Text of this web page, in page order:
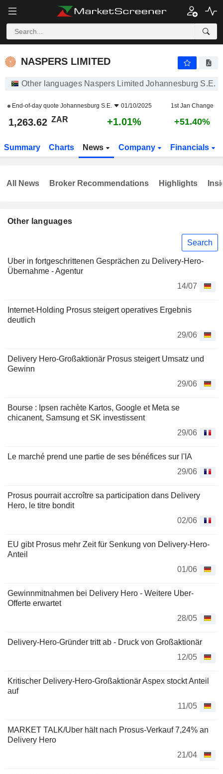
NASPERS LIMITED
NASPERS LIMITED
Other languages Naspers Limited Johannesburg S.E.
End-of-day quote Johannesburg S.E. 01/10/2025 1st Jan Change
1,263.62 ZAR +1.01% +51.40%
Summary Charts News Company Financials
Other languages
Search
Uber in fortgeschrittenen Gesprächen zu Delivery-Hero-
Übernahme - Agentur
14/07
Internet-Holding Prosus steigert operatives Ergebnis
deutlich
29/06
Delivery Hero-Großaktionär Prosus steigert Umsatz und
Gewinn
29/06
Bourse : Ipsen rachète Kartos, Google et Meta se
chicanent, Samsung et SK investissent
29/06
Le marché prend une partie de ses bénéfices sur l'IA
29/06
Prosus pourrait accroître sa participation dans Delivery
Hero, le titre bondit
02/06
EU gibt Prosus mehr Zeit für Senkung von Delivery-Hero-
Anteil
01/06
Gewinnmitnahmen bei Delivery Hero - Weitere Uber-
Offerte erwartet
28/05
Delivery-Hero-Gründer tritt ab - Druck von Großaktionär
12/05
Kritischer Delivery-Hero-Großaktionär Aspex stockt Anteil
auf
11/05
MARKET TALK/Uber hält nach Prosus-Verkauf 7,24% an
Delivery Hero
21/04
All News Broker Recommendations Highlights